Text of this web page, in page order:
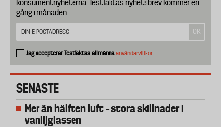
konsumentnyheterna. Testfaktas nyhetsbrev kommer en
gång i månaden.
Jag accepterar Testfaktas allmännaanvändarvillkor
SENASTE
Mer än hälften luft – stora skillnader i
vaniljglassen